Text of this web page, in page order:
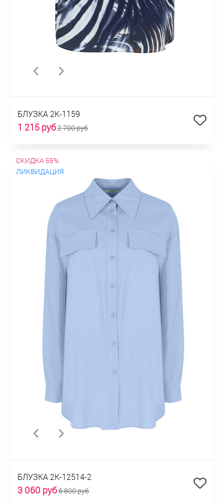
БЛУЗКА 2К-1159
1 215 руб2 700 руб
СКИДКА 55%
ЛИКВИДАЦИЯ
БЛУЗКА 2К-12514-2
3 060 руб6 800 руб